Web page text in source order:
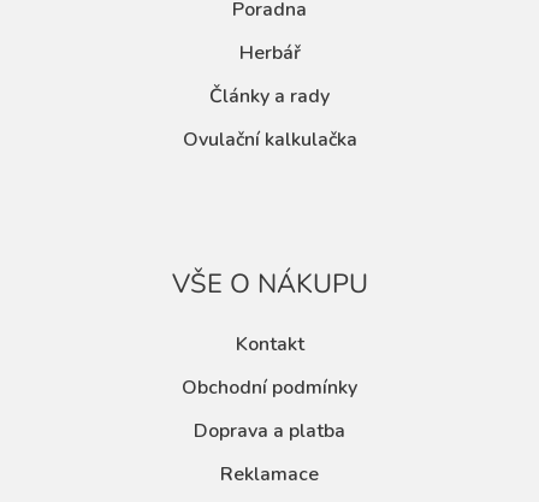
Poradna
Herbář
Články a rady
Ovulační kalkulačka
VŠE O NÁKUPU
Kontakt
Obchodní podmínky
Doprava a platba
Reklamace